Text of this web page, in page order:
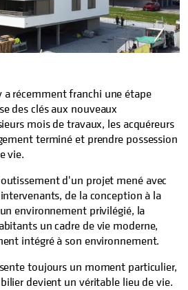
récemment franchi une étape
des clés aux nouveaux
mois de travaux, les acquéreurs
terminé et prendre possession
vie.
d'un projet mené avec
de la conception à la
environnement privilégié, la
un cadre de vie moderne,
intégré à son environnement.
toujours un moment particulier,
devient un véritable lieu de vie.